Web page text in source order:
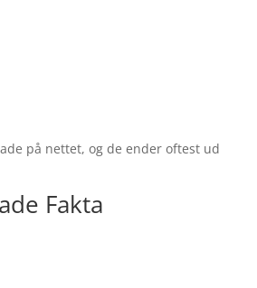
på nettet, og de ender oftest ud
Fakta